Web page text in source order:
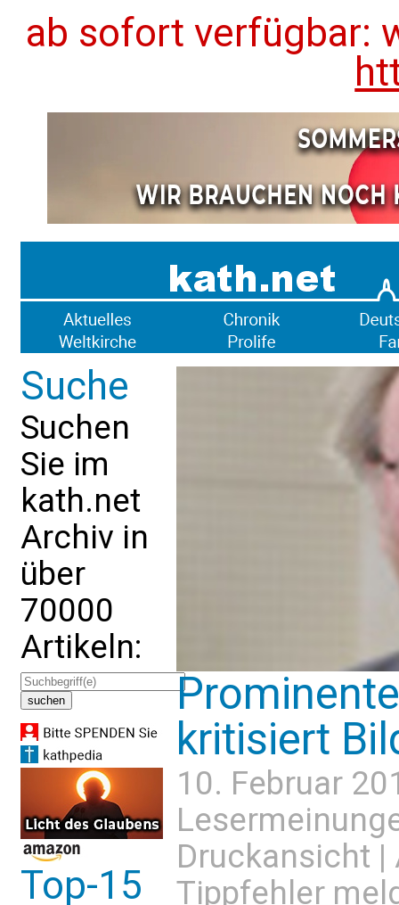
ab sofort verfügbar:
Suche
Suchen
Sie im
kath.net
Archiv in
über
70000
Artikeln:
Top-15
kritisiert
10. Februar
Druckansicht |
Tippfehler